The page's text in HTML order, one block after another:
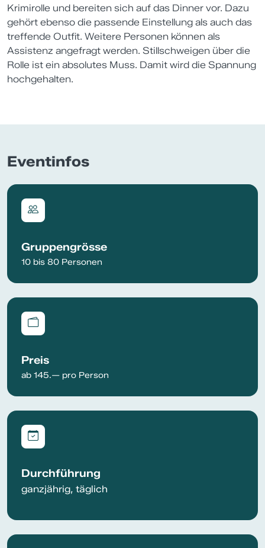
Krimirolle und bereiten sich auf das Dinner vor. Dazu
gehört ebenso die passende Einstellung als auch das
treffende Outfit. Weitere Personen können als
Assistenz angefragt werden. Stillschweigen über die
Rolle ist ein absolutes Muss. Damit wird die Spannung
hochgehalten.
Eventinfos
Gruppengrösse
10 bis 80 Personen
Preis
ab 145.— pro Person
Durchführung
ganzjährig, täglich